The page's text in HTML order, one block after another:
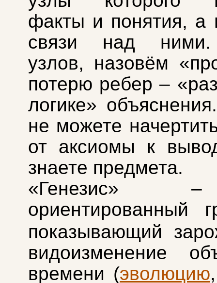
факты и понятия, а
связи над
узлов, назовём
потерю ребер –
логике»
не можете
от аксиомы к
знаете предмета.
«Генезис»
ориентированный
показывающий
видоизменение
времени (эволюцию